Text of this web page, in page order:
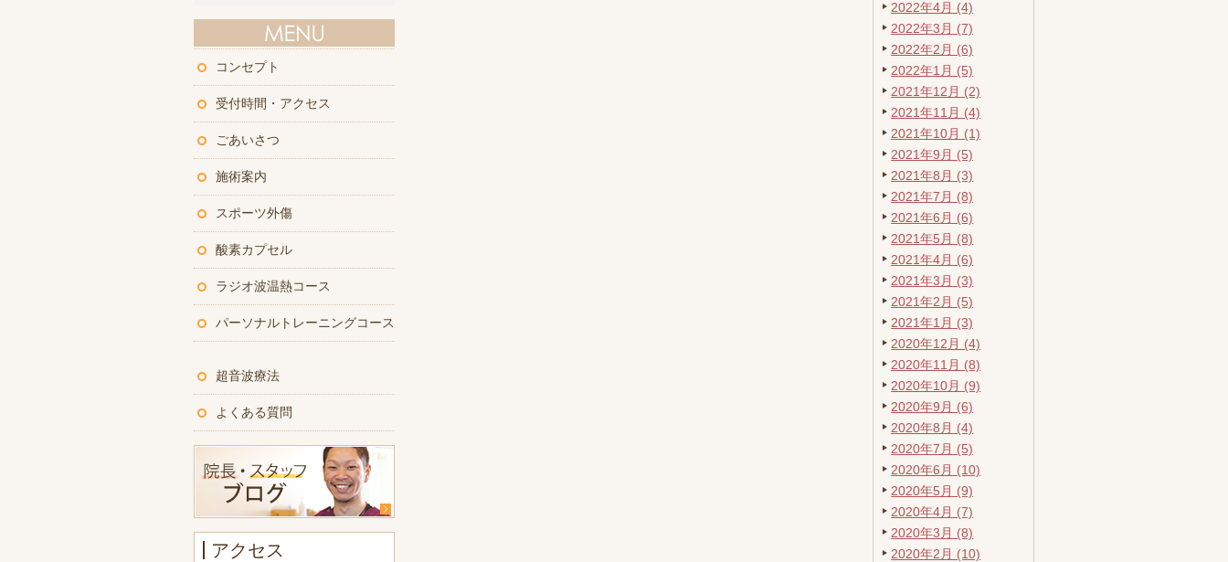
2022年4月 (4)
2022年3月 (7)
2022年2月 (6)
2022年1月 (5)
2021年12月 (2)
2021年11月 (4)
2021年10月 (1)
2021年9月 (5)
2021年8月 (3)
2021年7月 (8)
2021年6月 (6)
2021年5月 (8)
2021年4月 (6)
2021年3月 (3)
2021年2月 (5)
2021年1月 (3)
2020年12月 (4)
2020年11月 (8)
2020年10月 (9)
2020年9月 (6)
2020年8月 (4)
2020年7月 (5)
2020年6月 (10)
2020年5月 (9)
2020年4月 (7)
2020年3月 (8)
2020年2月 (10)
コンセプト
受付時間・アクセス
ごあいさつ
施術案内
スポーツ外傷
酸素カプセル
ラジオ波温熱コース
パーソナルトレーニングコース
超音波療法
よくある質問
アクセス